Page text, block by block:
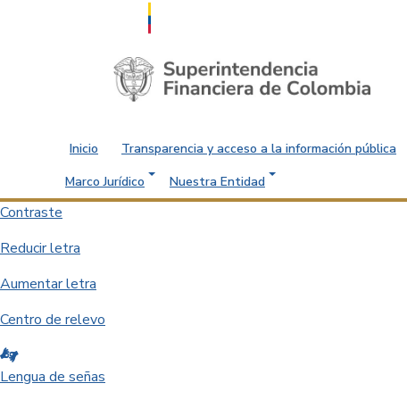
Saltar al contenido principal
Inicio Transparencia y acceso a la información pública
Marco Jurídico
Nuestra Entidad
Contraste
Reducir letra
Aumentar letra
Centro de relevo
Lengua de señas